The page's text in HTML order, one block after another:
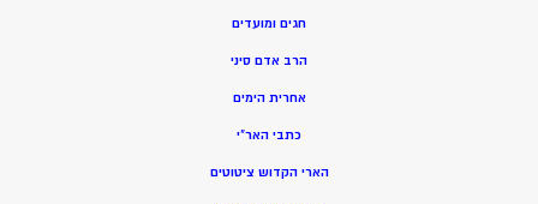
חגים ומועדים
הרב אדם סיני
אחרית הימים
כתבי האר”י
הארי הקדוש ציטוטים